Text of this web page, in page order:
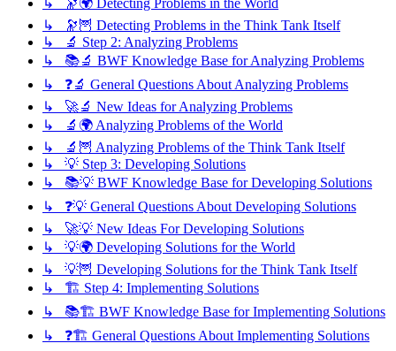
↳ 🔭🌍 Detecting Problems in the World
↳ 🔭🦉 Detecting Problems in the Think Tank Itself
↳ 🔬 Step 2: Analyzing Problems
↳ 📚🔬 BWF Knowledge Base for Analyzing Problems
↳ ❓🔬 General Questions About Analyzing Problems
↳ 🚀🔬 New Ideas for Analyzing Problems
↳ 🔬🌍 Analyzing Problems of the World
↳ 🔬🦉 Analyzing Problems of the Think Tank Itself
↳ 💡 Step 3: Developing Solutions
↳ 📚💡 BWF Knowledge Base for Developing Solutions
↳ ❓💡 General Questions About Developing Solutions
↳ 🚀💡 New Ideas For Developing Solutions
↳ 💡🌍 Developing Solutions for the World
↳ 💡🦉 Developing Solutions for the Think Tank Itself
↳ 🏗️ Step 4: Implementing Solutions
↳ 📚🏗️ BWF Knowledge Base for Implementing Solutions
↳ ❓🏗️ General Questions About Implementing Solutions